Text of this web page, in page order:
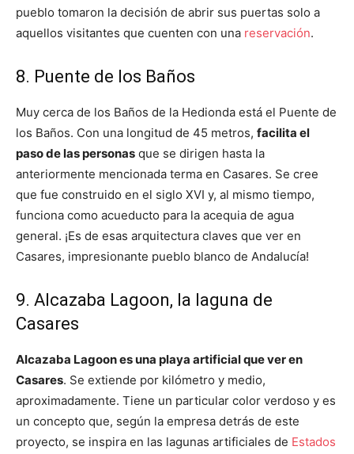
pueblo tomaron la decisión de abrir sus puertas solo a
aquellos visitantes que cuenten con una reservación.
8. Puente de los Baños
Muy cerca de los Baños de la Hedionda está el Puente de
los Baños. Con una longitud de 45 metros, facilita el
paso de las personas que se dirigen hasta la
anteriormente mencionada terma en Casares. Se cree
que fue construido en el siglo XVI y, al mismo tiempo,
funciona como acueducto para la acequia de agua
general. ¡Es de esas arquitectura claves que ver en
Casares, impresionante pueblo blanco de Andalucía!
9. Alcazaba Lagoon, la laguna de
Casares
Alcazaba Lagoon es una playa artificial que ver en
Casares. Se extiende por kilómetro y medio,
aproximadamente. Tiene un particular color verdoso y es
un concepto que, según la empresa detrás de este
proyecto, se inspira en las lagunas artificiales de Estados